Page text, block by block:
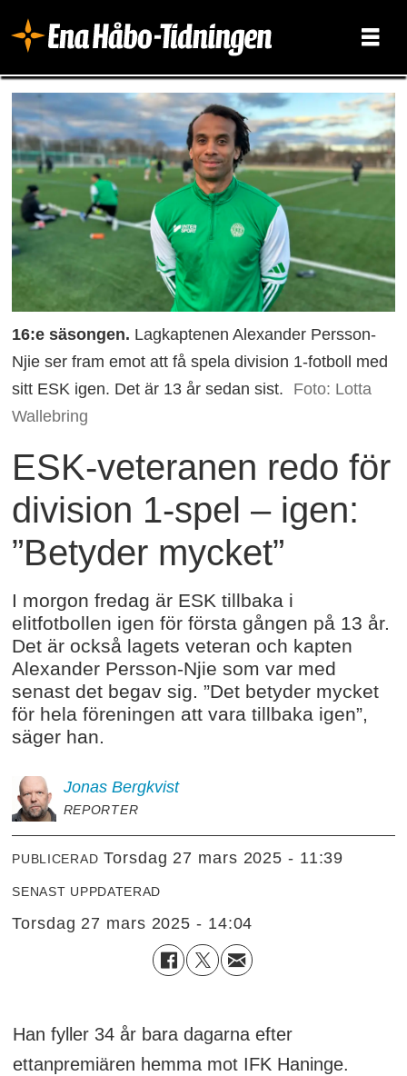
16:e säsongen. Lagkaptenen Alexander Persson-
Njie ser fram emot att få spela division 1-fotboll med
sitt ESK igen. Det är 13 år sedan sist.
Foto: Lotta
Wallebring
ESK-veteranen redo för
division 1-spel – igen:
”Betyder mycket”
I morgon fredag är ESK tillbaka i
elitfotbollen igen för första gången på 13 år.
Det är också lagets veteran och kapten
Alexander Persson-Njie som var med
senast det begav sig. ”Det betyder mycket
för hela föreningen att vara tillbaka igen”,
säger han.
Jonas Bergkvist
REPORTER
PUBLICERAD torsdag 27 mars 2025 - 11:39
SENAST UPPDATERAD
torsdag 27 mars 2025 - 14:04
Han fyller 34 år bara dagarna efter
ettanpremiären hemma mot IFK Haninge.